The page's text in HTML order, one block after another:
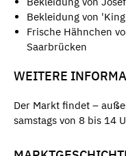
Bekleidung von
Frische Hähnchen
Saarbrücken
WEITERE
Der Markt findet –
samstags von 8 bis 14